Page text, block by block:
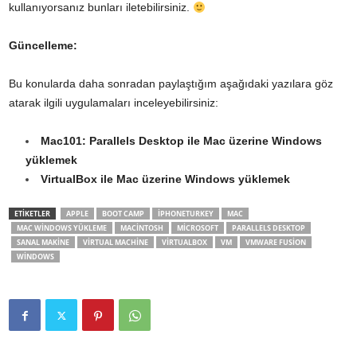
kullanıyorsanız bunları iletebilirsiniz.
Güncelleme:
Bu konularda daha sonradan paylaştığım aşağıdaki yazılara göz
atarak ilgili uygulamaları inceleyebilirsiniz:
Mac101: Parallels Desktop ile Mac üzerine Windows
yüklemek
VirtualBox ile Mac üzerine Windows yüklemek
ETİKETLER APPLE BOOT CAMP IPHONETURKEY
MAC
MAC WINDOWS YÜKLEME
MACINTOSH MICROSOFT
PARALLELS DESKTOP
SANAL MAKINE
VIRTUAL MACHINE VIRTUALBOX VM
VMWARE FUSION
WINDOWS